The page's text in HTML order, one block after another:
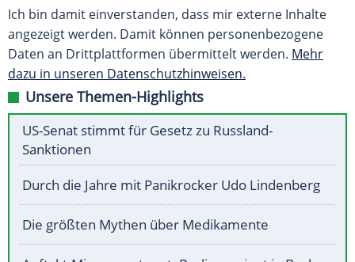
Ich bin damit einverstanden, dass mir externe Inhalte
angezeigt werden. Damit können personenbezogene
Daten an Drittplattformen übermittelt werden. Mehr
dazu in unseren Datenschutzhinweisen.
Unsere Themen-Highlights
US-Senat stimmt für Gesetz zu Russland-
Sanktionen
Durch die Jahre mit Panikrocker Udo Lindenberg
Die größten Mythen über Medikamente